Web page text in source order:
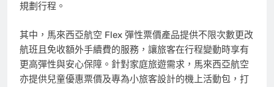
規劃行程。
其中，馬來西亞航空 Flex 彈性票價產品提供不限次數更改
航班且免收額外手續費的服務，讓旅客在行程變動時享有
更高彈性與安心保障。針對家庭旅遊需求，馬來西亞航空
亦提供兒童優惠票價及專為小旅客設計的機上活動包，打